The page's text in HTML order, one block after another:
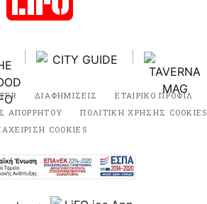
ΔΙΑΦΗΜΙΣΕΙΣ ΕΤΑΙΡΙΚΟ ΠΡΟΦΙΛ
ΑΠΟΡΡΗΤΟΥ
ΠΟΛΙΤΙΚΗ ΧΡΗΣΗΣ COOKIES
COOKIES